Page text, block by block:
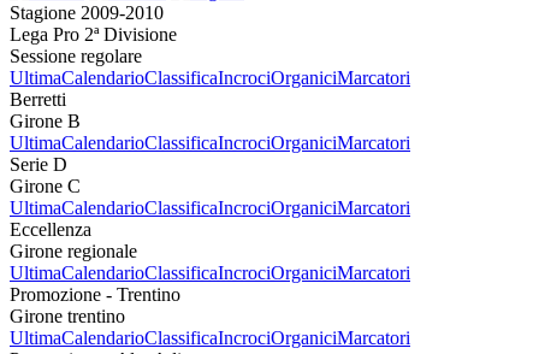
Stagione 2009-2010
Lega Pro 2ª Divisione
Sessione regolare
UltimaCalendarioClassificaIncrociOrganiciMarcatori
Berretti
Girone B
UltimaCalendarioClassificaIncrociOrganiciMarcatori
Serie D
Girone C
UltimaCalendarioClassificaIncrociOrganiciMarcatori
Eccellenza
Girone regionale
UltimaCalendarioClassificaIncrociOrganiciMarcatori
Promozione - Trentino
Girone trentino
UltimaCalendarioClassificaIncrociOrganiciMarcatori